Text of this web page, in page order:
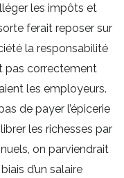
les impôts et
ferait reposer sur
la responsabilité
pas correctement
les employeurs.
de payer l’épicerie
les richesses par
on parviendrait
d’un salaire